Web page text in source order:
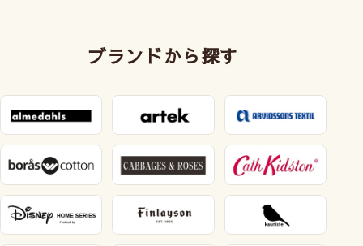
ブランドから探す